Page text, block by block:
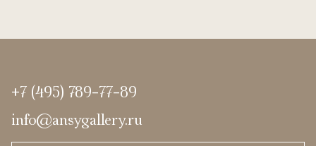
+7 (495) 789-77-89
info@ansygallery.ru